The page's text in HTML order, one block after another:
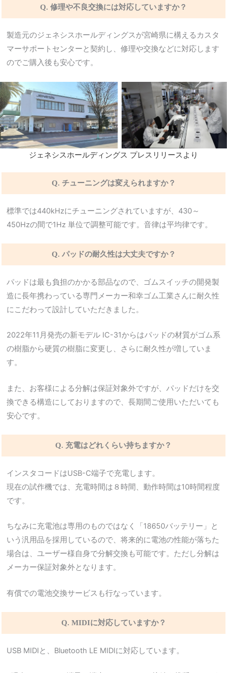
Q. 修理や不良交換には対応していますか？
製造元のジェネシスホールディングスが宮崎県に構えるカスタ
マーサポートセンターと契約し、修理や交換などに対応します
のでご購入後も安心です。
ジェネシスホールディングス プレスリリースより
Q. チューニングは変えられますか？
標準では440kHzにチューニングされていますが、430～
450Hzの間で1Hz 単位で調整可能です。音律は平均律です。
Q. パッドの耐久性は大丈夫ですか？
パッドは最も負担のかかる部品なので、ゴムスイッチの開発製
造に長年携わっている専門メーカー和幸ゴム工業さんに耐久性
にこだわって設計していただきました。
2022年11月発売の新モデル IC-31からはパッドの材質がゴム系
の樹脂から硬質の樹脂に変更し、さらに耐久性が増していま
す。
また、お客様による分解は保証対象外ですが、パッドだけを交
換できる構造にしておりますので、長期間ご使用いただいても
安心です。
Q. 充電はどれくらい持ちますか？
インスタコードはUSB-C端子で充電します。
現在の試作機では、充電時間は８時間、動作時間は10時間程度
です。
ちなみに充電池は専用のものではなく「18650バッテリー」と
いう汎用品を採用しているので、将来的に電池の性能が落ちた
場合は、ユーザー様自身で分解交換も可能です。ただし分解は
メーカー保証対象外となります。
有償での電池交換サービスも行なっています。
Q. MIDIに対応していますか？
USB MIDIと、Bluetooth LE MIDIに対応しています。